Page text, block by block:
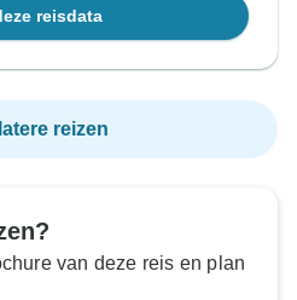
reisdata
reizen
van deze reis en plan